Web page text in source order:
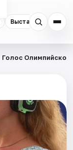
Выставки
Голос